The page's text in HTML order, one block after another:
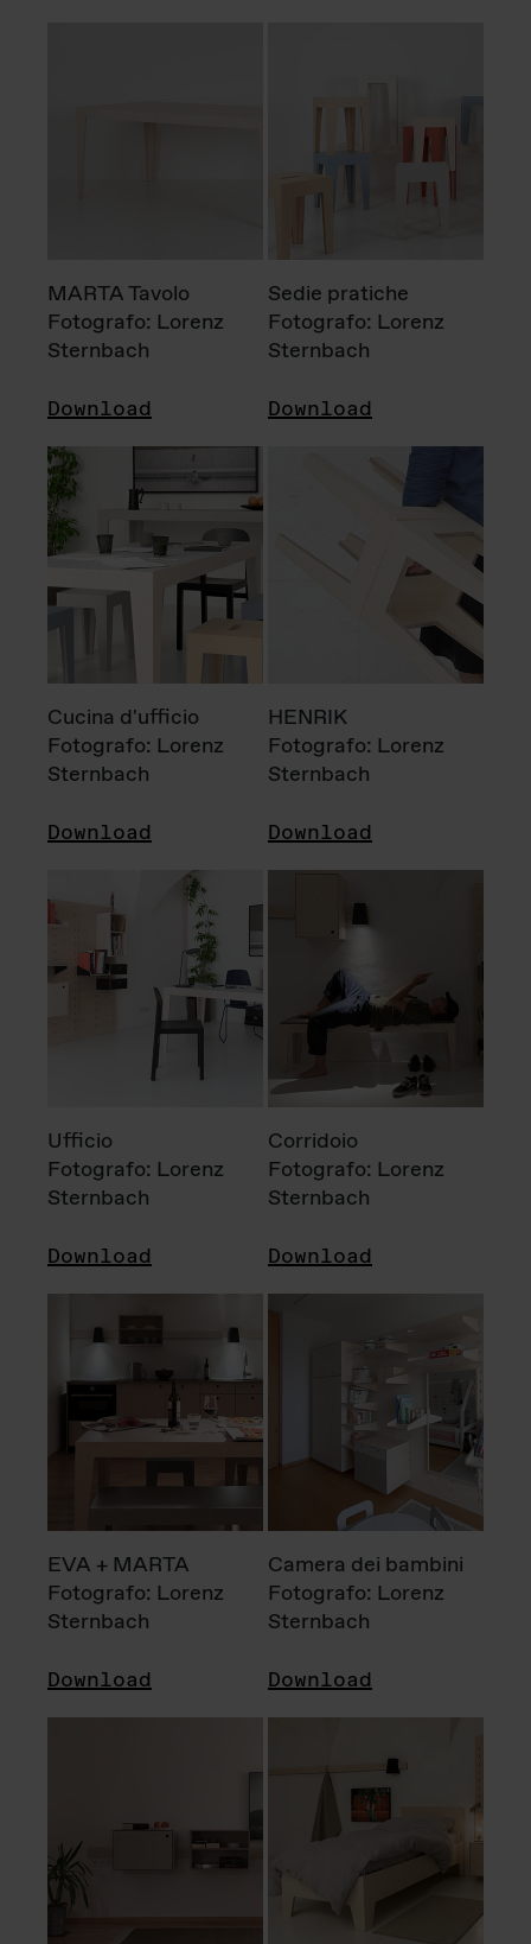
MARTA Tavolo
Fotografo: Lorenz
Sternbach
Download
Sedie pratiche
Fotografo: Lorenz
Sternbach
Download
Cucina d'ufficio
Fotografo: Lorenz
Sternbach
Download
HENRIK
Fotografo: Lorenz
Sternbach
Download
Ufficio
Fotografo: Lorenz
Sternbach
Download
Corridoio
Fotografo: Lorenz
Sternbach
Download
EVA + MARTA
Fotografo: Lorenz
Sternbach
Download
Camera dei bambini
Fotografo: Lorenz
Sternbach
Download